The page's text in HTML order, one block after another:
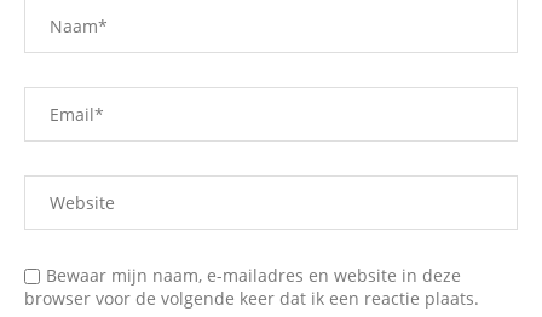
Bewaar mijn naam, e-mailadres en website in deze
browser voor de volgende keer dat ik een reactie plaats.